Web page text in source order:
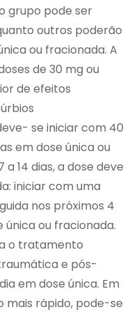
grupo pode ser
outros poderão
ou fracionada. A
de 30 mg ou
de efeitos
se iniciar com 40
em dose única ou
14 dias, a dose deve
iniciar com uma
nos próximos 4
ou fracionada.
o tratamento
e pós-
em dose única. Em
mais rápido, pode-se